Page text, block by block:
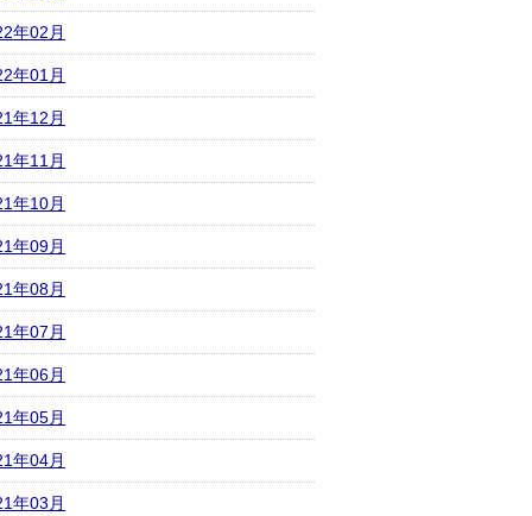
年02月
年01月
年12月
年11月
年10月
年09月
年08月
年07月
年06月
年05月
年04月
年03月